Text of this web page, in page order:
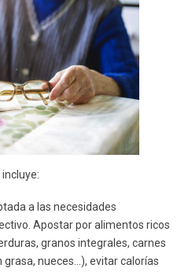
incluye:
a las necesidades
Apostar por alimentos ricos
granos integrales, carnes
nueces…), evitar calorías